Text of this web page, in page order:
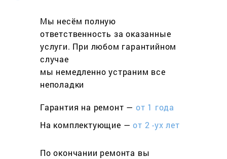
Мы несём полную
ответственность за оказанные
услуги. При любом гарантийном
cлучае
мы немедленно устраним все
неполадки
Гарантия на ремонт — от 1 года
На комплектующие —от 2 -ух лет
По окончании ремонта вы